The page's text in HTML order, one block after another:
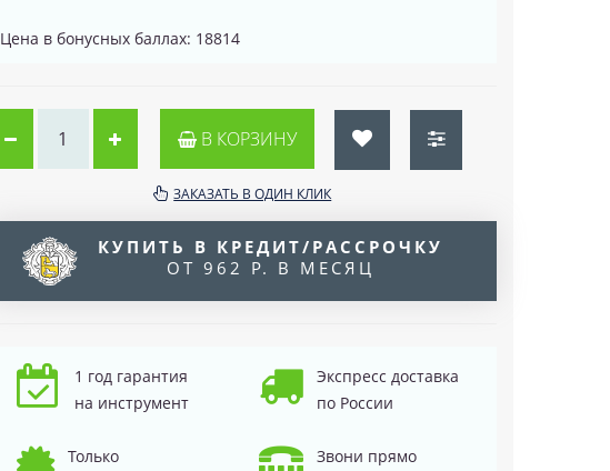
Цена в бонусных баллах: 18814
В КОРЗИНУ
ЗАКАЗАТЬ В ОДИН КЛИК
КУПИТЬ В КРЕДИТ/РАССРОЧКУ
ОТ 962 Р. В МЕСЯЦ
1 год гарантия
на инструмент
Экспресс доставка
по России
Только
Звони прямо